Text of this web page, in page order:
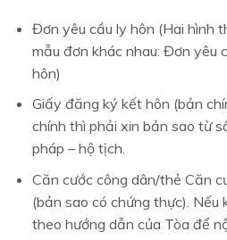
Đơn yêu cầu ly hôn (Hai hình
mẫu đơn khác nhau: Đơn yêu
hôn)
Giấy đăng ký kết hôn (bản
chính thì phải xin bản sao từ
pháp – hộ tịch.
Căn cước công dân/thẻ Căn
(bản sao có chứng thực). Nếu
theo hướng dẫn của Tòa để